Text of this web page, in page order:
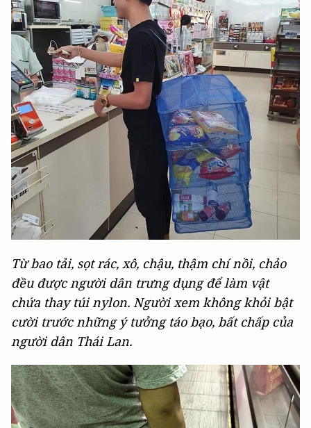
Từ bao tải, sọt rác, xô, chậu, thậm chí nồi, chảo
đều được người dân trưng dụng để làm vật
chứa thay túi nylon. Người xem không khỏi bật
cười trước những ý tưởng táo bạo, bất chấp của
người dân Thái Lan.